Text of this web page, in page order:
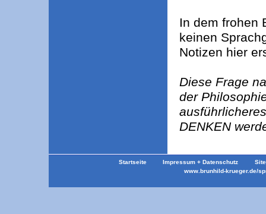
In dem frohen
keinen
Notizen hier
Diese Frage
der
DENKEN
Startseite Impressum + Datenschutz
www.brunhild-krueger.de/